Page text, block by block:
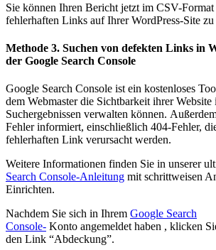
Sie können Ihren Bericht jetzt im CSV-
fehlerhaften Links auf Ihrer WordPress-Site zu
Methode 3. Suchen von defekten Links in
der Google Search Console
Google Search Console ist ein kostenloses
dem Webmaster die Sichtbarkeit ihrer Website
Suchergebnissen verwalten können.
Fehler informiert, einschließlich 404-Fehler,
fehlerhaften Link verursacht werden.
Weitere Informationen finden Sie in unserer
Search Console-Anleitung mit schrittweisen
Einrichten.
Nachdem Sie sich in Ihrem Google Search
Console- Konto angemeldet haben , klicken
den Link “Abdeckung”.